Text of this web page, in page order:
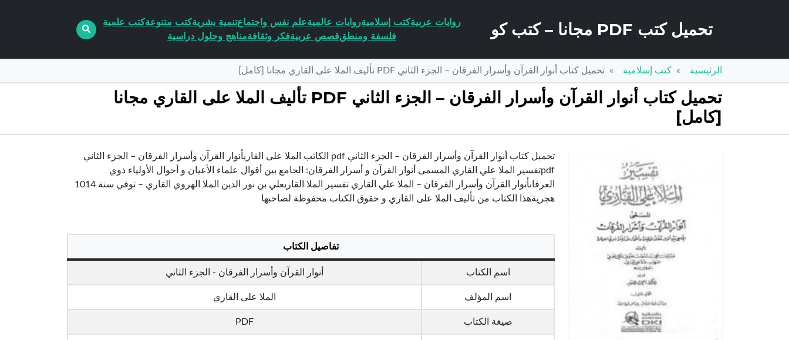
تحميل كتب PDF مجانا – كتب كو روايات عربيةكتب إسلاميةروايات عالميةعلم نفس واجتماعتنمية بشريةكتب متنوعةكتب علمية
فلسفة ومنطققصص عربيةفكر وثقافةمناهج وحلول دراسية
الرئيسية كتب إسلامية تحميل كتاب أنوار القرآن وأسرار الفرقان – الجزء الثاني PDF تأليف الملا على القاري مجانا [كامل]
تحميل كتاب أنوار القرآن وأسرار الفرقان – الجزء الثاني PDF تأليف الملا على القاري مجانا
[كامل]
تحميل كتاب أنوار القرآن وأسرار الفرقان – الجزء الثاني pdf الكاتب الملا على القاريأنوار القرآن وأسرار الفرقان – الجزء الثاني
pdfتفسير الملا علي القاري المسمى أنوار القرآن و أسرار الفرقان: الجامع بين أقوال علماء الأعيان و أحوال الأولياء ذوي
العرفانأنوار القرآن وأسرار الفرقان – الملا علي القاري تفسير الملا القاريعلي بن نور الدين الملا الهروي القاري – توفي سنة 1014
هجريةهذا الكتاب من تأليف الملا على القاري و حقوق الكتاب محفوظة لصاحبها
تفاصيل الكتاب
اسم الكتاب أنوار القرآن وأسرار الفرقان - الجزء الثاني
اسم المؤلف الملا على القاري
صيغة الكتاب PDF